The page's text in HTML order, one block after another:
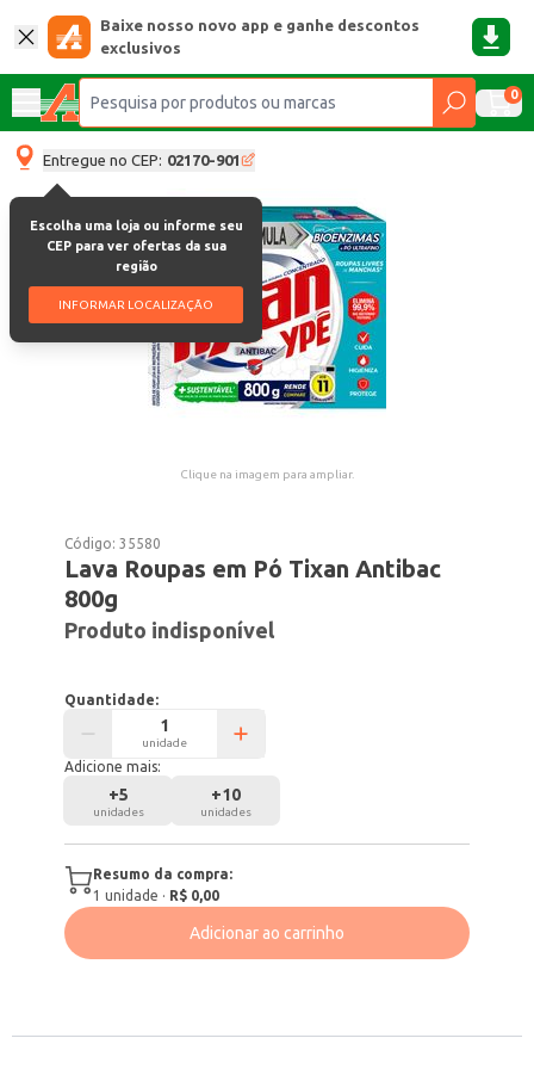
Baixe nosso novo app e ganhe descontos
exclusivos
0
Entregue no CEP: 02170-901
Escolha uma loja ou informe seu
CEP para ver ofertas da sua
região
INFORMAR LOCALIZAÇÃO
Clique na imagem para ampliar.
Código:35580
Lava Roupas em Pó Tixan Antibac
800g
Produto indisponível
Quantidade:
unidade
Adicione mais:
+5
unidades
+10
unidades
Resumo da compra:
1 unidade · R$ 0,00
Adicionar ao carrinho